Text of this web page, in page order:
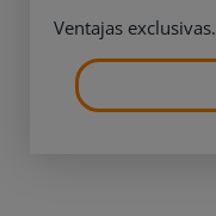
Ventajas exclusivas.